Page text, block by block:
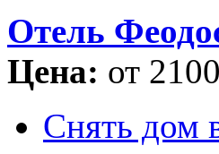
Отель
Цена: от
Снять дом